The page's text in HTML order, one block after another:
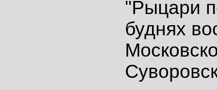
"Рыцари
буднях